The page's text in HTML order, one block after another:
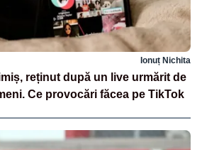
Ionuț Nichita
reținut după un live urmărit de
Ce provocări făcea pe TikTok